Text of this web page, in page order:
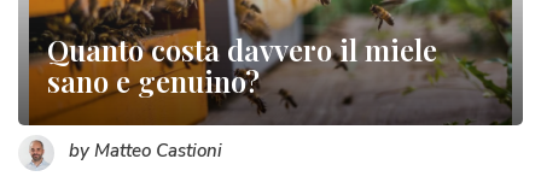
Quanto costa davvero il miele
sano e genuino?
by Matteo Castioni